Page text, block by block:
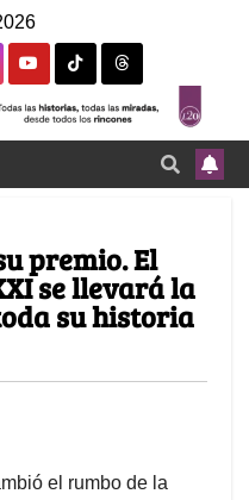
premio. El
se llevará la
su historia
el rumbo de la